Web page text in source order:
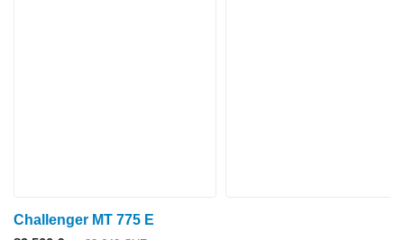
Challenger MT 775 E